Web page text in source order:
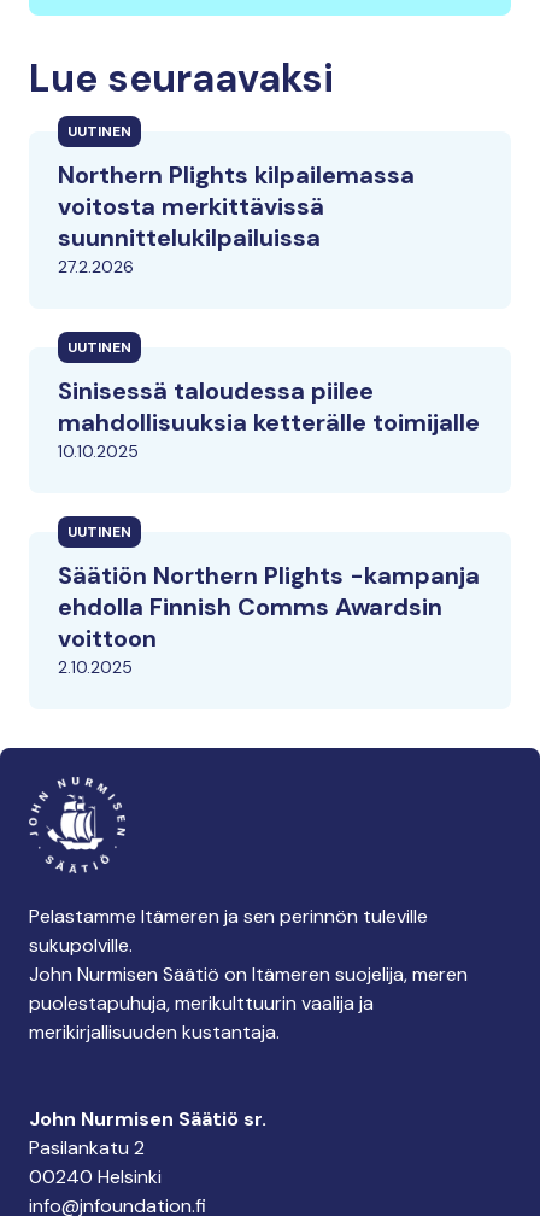
Lue seuraavaksi
UUTINEN
Northern Plights kilpailemassa
voitosta merkittävissä
suunnittelukilpailuissa
27.2.2026
UUTINEN
Sinisessä taloudessa piilee
mahdollisuuksia ketterälle toimijalle
10.10.2025
UUTINEN
Säätiön Northern Plights -kampanja
ehdolla Finnish Comms Awardsin
voittoon
2.10.2025
Pelastamme Itämeren ja sen perinnön tuleville
sukupolville.
John Nurmisen Säätiö on Itämeren suojelija, meren
puolestapuhuja, merikulttuurin vaalija ja
merikirjallisuuden kustantaja.
John Nurmisen Säätiö sr.
Pasilankatu 2
00240 Helsinki
info@jnfoundation.fi